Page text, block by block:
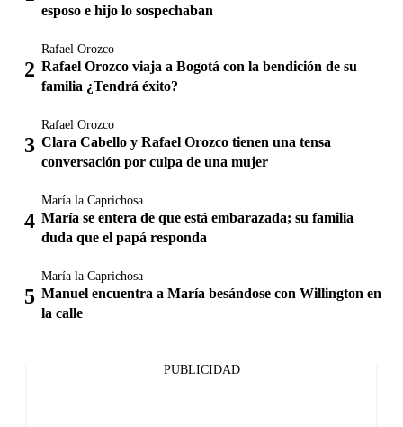
esposo e hijo lo sospechaban
Rafael Orozco
Rafael Orozco viaja a Bogotá con la bendición de su
familia ¿Tendrá éxito?
Rafael Orozco
Clara Cabello y Rafael Orozco tienen una tensa
conversación por culpa de una mujer
María la Caprichosa
María se entera de que está embarazada; su familia
duda que el papá responda
María la Caprichosa
Manuel encuentra a María besándose con Willington en
la calle
PUBLICIDAD